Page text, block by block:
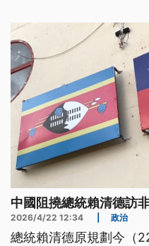
案，對於中共粗暴行徑
中國阻撓總統賴清德訪
2026/4/22 12:34 政治
總統賴清德原規劃今（